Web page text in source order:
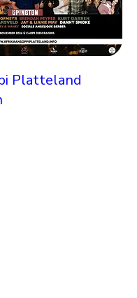
Platteland